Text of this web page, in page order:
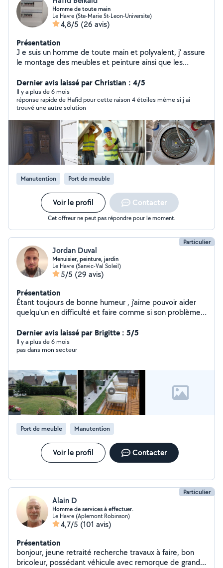
Homme de toute main
Le Havre (Ste-Marie St-Leon-Universite)
4,8/5 (26 avis)
Présentation
J e suis un homme de toute main et polyvalent, j' assure
le montage des meubles et peinture ainsi que les
et manutention manuelle (déménagement) Le
dépannage et montage des serrures, la plomberie , le
dépannage et le raccordement électrique (prise,
luminaires ,tableau électrique, chaudière, sèche linge,
plaque chauffante, four et chauffage Le bricolage et
réparation d'outillage font partie aussi de mes
compétences
Dernier avis laissé par Christian : 4/5
Il y a plus de 6 mois
réponse rapide de Hafid pour cette raison 4 étoiles même si j ai
trouvé une autre solution
Manutention Port de meuble
Voir le profil Contacter
Cet offreur ne peut pas répondre pour le moment.
Particulier
Jordan Duval
Menuisier, peinture, jardin
Le Havre (Sanvic-Val Soleil)
5/5 (29 avis)
Présentation
Étant toujours de bonne humeur , j'aime pouvoir aider
quelqu'un en difficulté et faire comme si son problème
Dernier avis laissé par Brigitte : 5/5
Il y a plus de 6 mois
pas dans mon secteur
Port de meuble Manutention
Voir le profil Contacter
Particulier
Alain D
Homme de services à effectuer.
Le Havre (Aplemont Robinson)
4,7/5 (101 avis)
Présentation
bonjour, jeune retraité recherche travaux à faire, bon
bricoleur, possédant véhicule avec remorque de grande